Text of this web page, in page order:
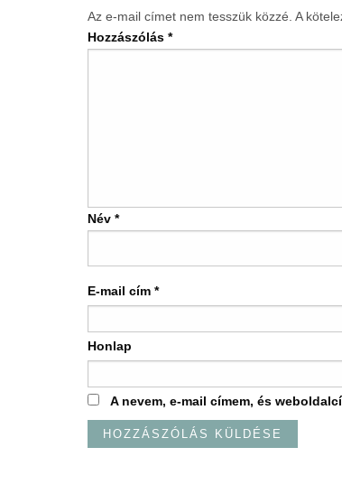
Az e-mail címet nem tesszük közzé. A
Hozzászólás *
Név *
E-mail cím *
Honlap
A nevem, e-mail címem, és